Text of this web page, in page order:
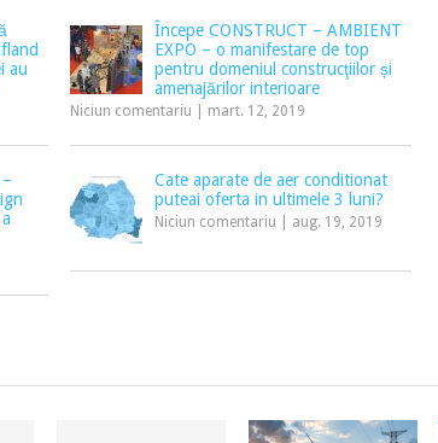
au
Începe CONSTRUCT – AMBIENT
EXPO – o manifestare de top
pentru domeniul construcţiilor și
amenajărilor interioare
Niciun comentariu mart. 12, 2019
Cate aparate de aer conditionat
puteai oferta in ultimele 3 luni?
Niciun comentariu aug. 19, 2019